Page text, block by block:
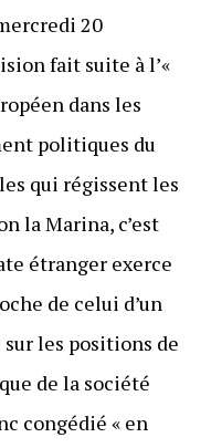
20
fait suite à l’«
dans les
politiques du
qui régissent les
la Marina, c’est
étranger exerce
de celui d’un
les positions de
de la société
congédié « en